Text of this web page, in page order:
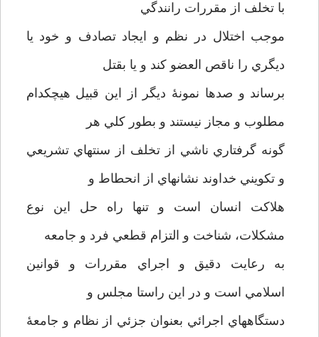
با تخلف از مقررات رانندگي
موجب اختلال در نظم و ايجاد تصادف و خود يا
ديگري را ناقص العضو كند و يا بقتل
برساند و صدها نمونۀ ديگر از اين قبيل هيچكدام
مطلوب و مجاز نيستند و بطور كلي هر
گونه گرفتاري ناشي از تخلف از سنتهاي تشريعي
و تكويني خداوند نشانه­اي از انحطاط و
هلاكت انسان است و تنها راه حل اين نوع
مشكلات، شناخت و التزام قطعي فرد و جامعه
به رعايت دقيق و اجراي مقررات و قوانين
اسلامي است و در اين راستا مجلس و
دستگاههاي اجرائي بعنوان جزئي از نظام و جامعۀ